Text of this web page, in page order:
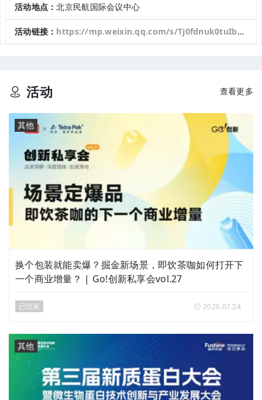
活动地点：北京民航国际会议中心
活动链接： https://mp.weixin.qq.com/s/Tj0fdnuk0tuIb8g9B_htEw
活动 查看更多
其他
换个包装就能卖爆？掘金新场景，即饮茶咖如何打开下
一个商业增量？ | Go!创新私享会vol.27
已结束 2026.07.24
其他